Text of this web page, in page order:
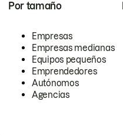
Por tamaño
Empresas
Empresas medianas
Equipos pequeños
Emprendedores
Autónomos
Agencias